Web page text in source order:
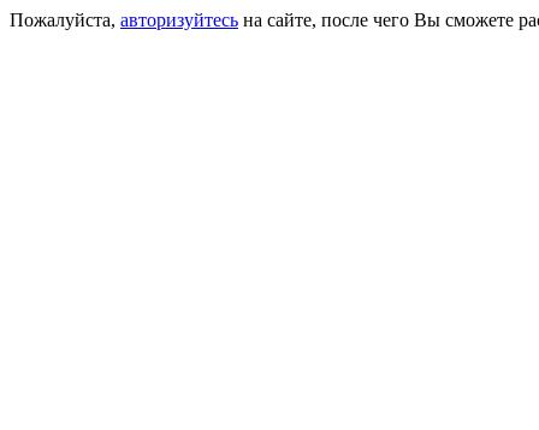
Пожалуйста, авторизуйтесь на сайте, после чего Вы сможете